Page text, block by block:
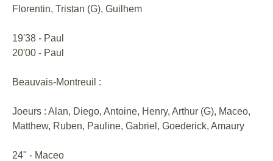
Florentin, Tristan (G), Guilhem
19'38 - Paul
20'00 - Paul
Beauvais-Montreuil :
Joeurs : Alan, Diego, Antoine, Henry, Arthur (G), Maceo,
Matthew, Ruben, Pauline, Gabriel, Goederick, Amaury
24" - Maceo